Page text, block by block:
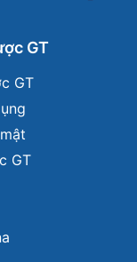
GT
GT
GT